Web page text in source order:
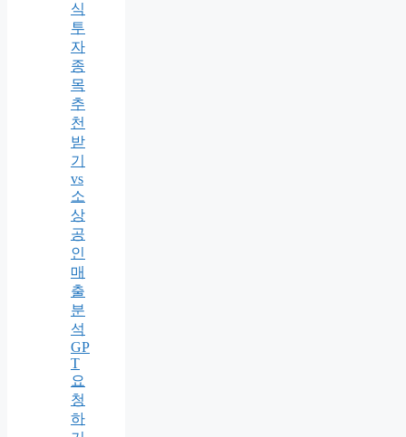
식
투
자
종
목
추
천
받
기
vs
소
상
공
인
매
출
분
석
GP
T
요
청
하